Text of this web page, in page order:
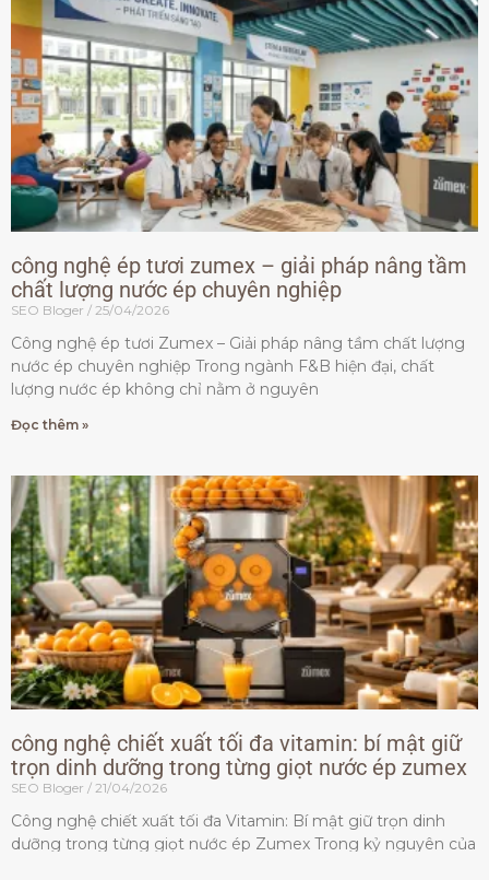
công nghệ ép tươi zumex – giải pháp nâng tầm
chất lượng nước ép chuyên nghiệp
SEO Bloger 25/04/2026
Công nghệ ép tươi Zumex – Giải pháp nâng tầm chất lượng
nước ép chuyên nghiệp Trong ngành F&B hiện đại, chất
lượng nước ép không chỉ nằm ở nguyên
Đọc thêm »
công nghệ chiết xuất tối đa vitamin: bí mật giữ
trọn dinh dưỡng trong từng giọt nước ép zumex
SEO Bloger 21/04/2026
Công nghệ chiết xuất tối đa Vitamin: Bí mật giữ trọn dinh
dưỡng trong từng giọt nước ép Zumex Trong kỷ nguyên của